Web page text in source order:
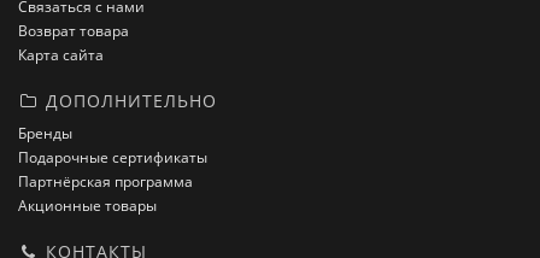
Связаться с нами
Возврат товара
Карта сайта
ДОПОЛНИТЕЛЬНО
Бренды
Подарочные сертификаты
Партнёрская программа
Акционные товары
КОНТАКТЫ